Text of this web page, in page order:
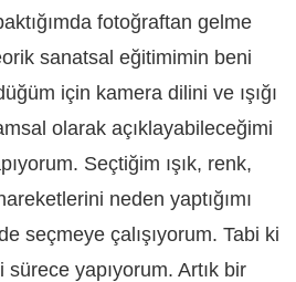
fotoğraftan gelme
sanatsal eğitimimin beni
için kamera dilini ve ışığı
olarak açıklayabileceğimi
Seçtiğim ışık, renk,
neden yaptığımı
seçmeye çalışıyorum. Tabi ki
yapıyorum. Artık bir